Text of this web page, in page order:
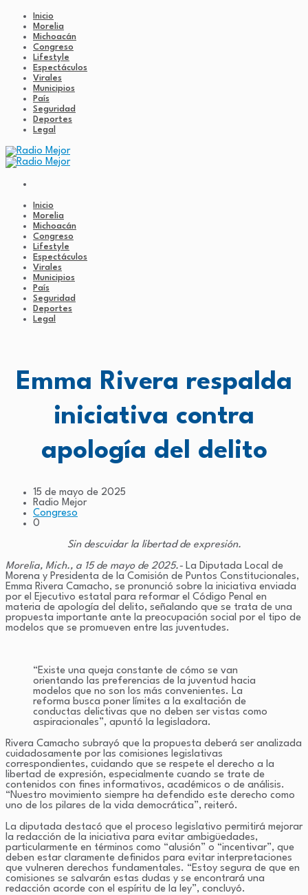
Inicio
Morelia
Michoacán
Congreso
Lifestyle
Espectáculos
Virales
Municipios
País
Seguridad
Deportes
Legal
Inicio
Morelia
Michoacán
Congreso
Lifestyle
Espectáculos
Virales
Municipios
País
Seguridad
Deportes
Legal
Emma Rivera respalda
iniciativa contra
apología del delito
15 de mayo de 2025
Radio Mejor
Congreso
0
Sin descuidar la libertad de expresión.
Morelia, Mich., a 15 de mayo de 2025.- La Diputada Local de
Morena y Presidenta de la Comisión de Puntos Constitucionales,
Emma Rivera Camacho, se pronunció sobre la iniciativa enviada
por el Ejecutivo estatal para reformar el Código Penal en
materia de apología del delito, señalando que se trata de una
propuesta importante ante la preocupación social por el tipo de
modelos que se promueven entre las juventudes.
“Existe una queja constante de cómo se van
orientando las preferencias de la juventud hacia
modelos que no son los más convenientes. La
reforma busca poner límites a la exaltación de
conductas delictivas que no deben ser vistas como
aspiracionales”, apuntó la legisladora.
Rivera Camacho subrayó que la propuesta deberá ser analizada
cuidadosamente por las comisiones legislativas
correspondientes, cuidando que se respete el derecho a la
libertad de expresión, especialmente cuando se trate de
contenidos con fines informativos, académicos o de análisis.
“Nuestro movimiento siempre ha defendido este derecho como
uno de los pilares de la vida democrática”, reiteró.
La diputada destacó que el proceso legislativo permitirá mejorar
la redacción de la iniciativa para evitar ambigüedades,
particularmente en términos como “alusión” o “incentivar”, que
deben estar claramente definidos para evitar interpretaciones
que vulneren derechos fundamentales. “Estoy segura de que en
comisiones se salvarán estas dudas y se encontrará una
redacción acorde con el espíritu de la ley”, concluyó.